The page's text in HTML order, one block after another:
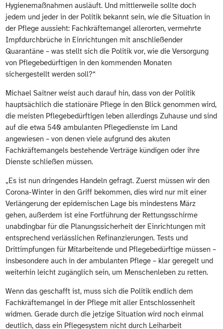
Hygienemaßnahmen ausläuft. Und mittlerweile sollte doch
jedem und jeder in der Politik bekannt sein, wie die Situation in
der Pflege aussieht: Fachkräftemangel allerorten, vermehrte
Impfdurchbrüche in Einrichtungen mit anschließender
Quarantäne – was stellt sich die Politik vor, wie die Versorgung
von Pflegebedürftigen in den kommenden Monaten
sichergestellt werden soll?“
Michael Saitner weist auch darauf hin, dass von der Politik
hauptsächlich die stationäre Pflege in den Blick genommen wird,
die meisten Pflegebedürftigen leben allerdings Zuhause und sind
auf die etwa 540 ambulanten Pflegedienste im Land
angewiesen – von denen viele aufgrund des akuten
Fachkräftemangels bestehende Verträge kündigen oder ihre
Dienste schließen müssen.
„Es ist nun dringendes Handeln gefragt. Zuerst müssen wir den
Corona-Winter in den Griff bekommen, dies wird nur mit einer
Verlängerung der epidemischen Lage bis mindestens März
gehen, außerdem ist eine Fortführung der Rettungsschirme
unabdingbar für die Planungssicherheit der Einrichtungen mit
entsprechend verlässlichen Refinanzierungen. Tests und
Drittimpfungen für Mitarbeitende und Pflegebedürftige müssen –
insbesondere auch in der ambulanten Pflege – klar geregelt und
weiterhin leicht zugänglich sein, um Menschenleben zu retten.
Wenn das geschafft ist, muss sich die Politik endlich dem
Fachkräftemangel in der Pflege mit aller Entschlossenheit
widmen. Gerade durch die jetzige Situation wird noch einmal
deutlich, dass ein Pflegesystem nicht durch Leiharbeit